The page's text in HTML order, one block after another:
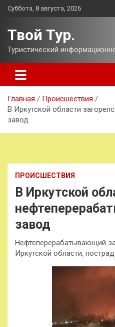
Перейти
Суббота, 8 августа, 2026
Твой Тур.
Туристический
Главная
Происшествия
В Иркутской области
завод
ПРОИСШЕСТВИЯ
В Иркутской
завод
Нефтеперерабатывающий
Иркутской области,